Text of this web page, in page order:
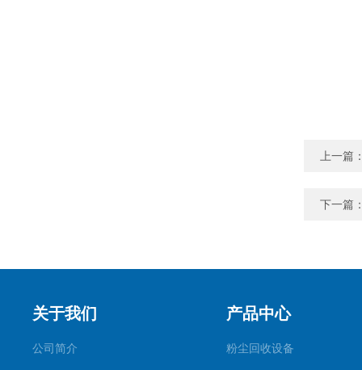
上一篇
下一篇
关于我们
公司简介
产品中心
粉尘回收设备